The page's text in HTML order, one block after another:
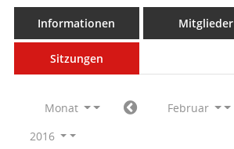
Informationen Mitglieder
Sitzungen
Monat
Februar
2016